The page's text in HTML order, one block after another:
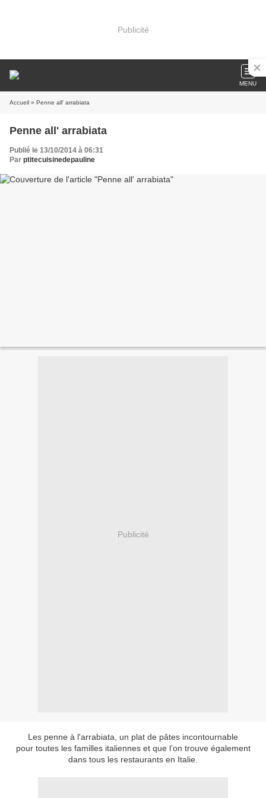
Publicité
MENU
Accueil » Penne all' arrabiata
Penne all' arrabiata
Publié le 13/10/2014 à 06:31
Par ptitecuisinedepauline
Publicité
Les penne à l'arrabiata, un plat de pâtes incontournable
pour toutes les familles italiennes et que l’on trouve également
dans tous les restaurants en Italie.